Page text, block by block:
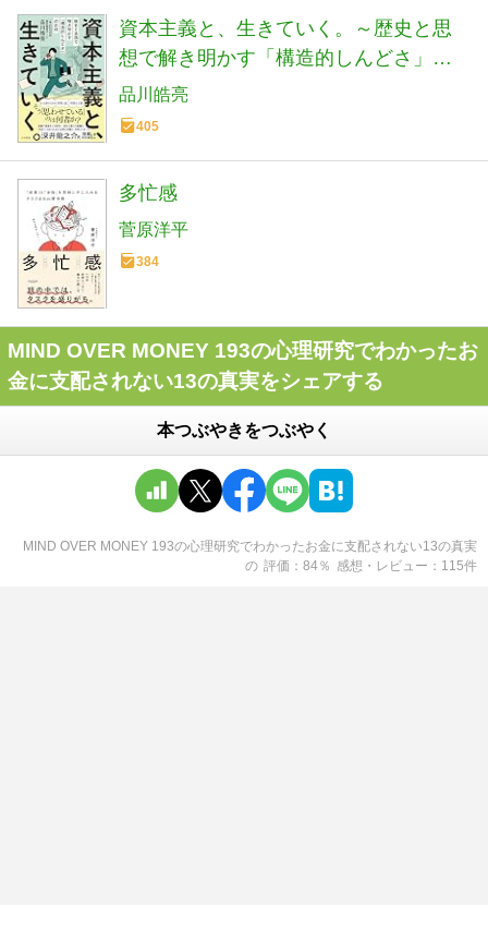
資本主義と、生きていく。～歴史と思
想で解き明かす「構造的しんどさ」の
正体
品川皓亮
405
多忙感
菅原洋平
384
MIND OVER MONEY 193の心理研究でわかったお
金に支配されない13の真実をシェアする
本つぶやきをつぶやく
MIND OVER MONEY 193の心理研究でわかったお金に支配されない13の真実
の 評価 84％ 感想・レビュー 115件